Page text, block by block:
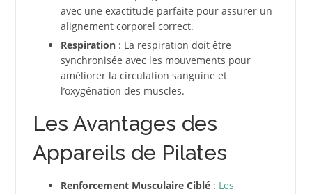
avec une exactitude parfaite pour assurer un
alignement corporel correct.
Respiration: La respiration doit être
synchronisée avec les mouvements pour
améliorer la circulation sanguine et
l’oxygénation des muscles.
Les Avantages des
Appareils de Pilates
Renforcement Musculaire Ciblé: Les